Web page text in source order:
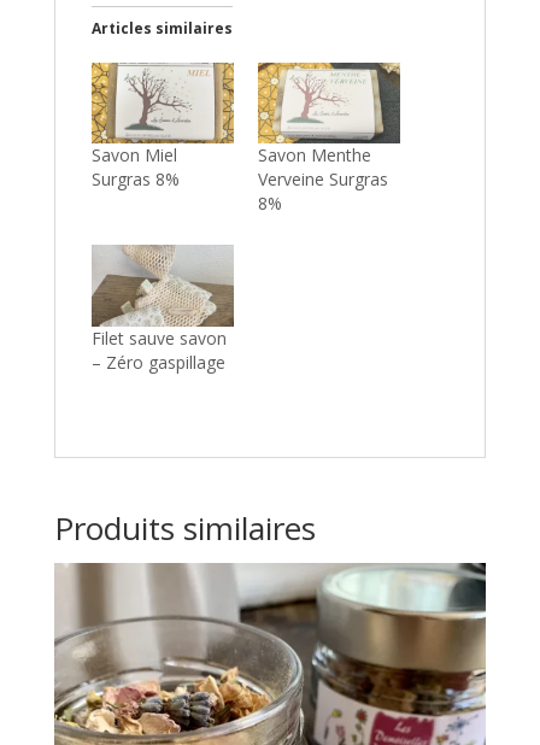
Articles similaires
Savon Miel
Surgras 8%
Savon Menthe
Verveine Surgras
8%
Filet sauve savon
– Zéro gaspillage
Produits similaires